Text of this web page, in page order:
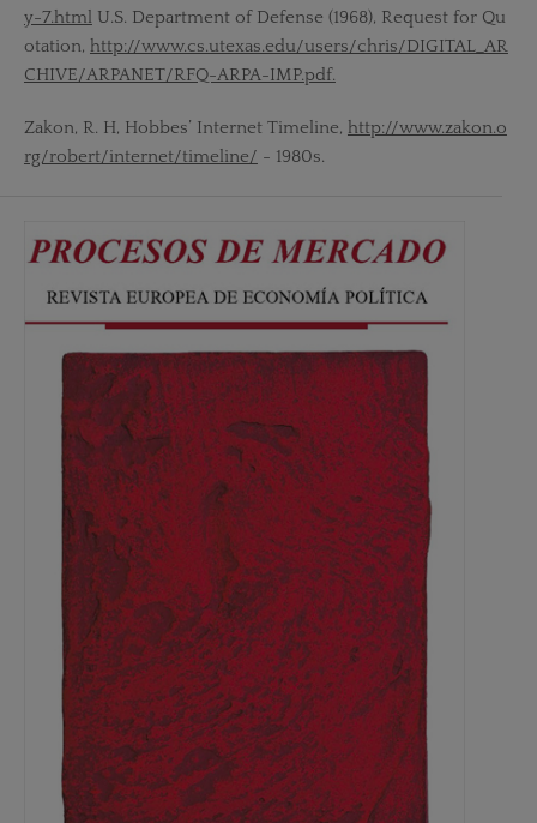
y-7.html U.S. Department of Defense (1968), Request for Qu
otation, http://www.cs.utexas.edu/users/chris/DIGITAL_AR
CHIVE/ARPANET/RFQ-ARPA-IMP.pdf.
Zakon, R. H, Hobbes’ Internet Timeline, http://www.zakon.o
rg/robert/internet/timeline/ - 1980s.